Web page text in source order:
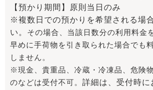
【預かり期間】原則当日のみ
※複数日での預かりを希望される場
い。 その場合、当該日数分の利用料金
早めに手荷物を引き取られた場合でも
しません。
※現金、貴重品、冷蔵・冷凍品、危険
のなどは受付不可。 詳細は、受付時に